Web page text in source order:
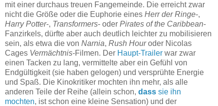
mit einer durchaus treuen Fangemeinde. Die erreicht zwar
nicht die Größe oder die Euphorie eines Herr der Ringe-,
Harry Potter-, Transformers- oder Pirates of the Caribbean-
Fanzirkels, dürfte aber auch deutlich leichter zu mobilisieren
sein, als etwa die von Narnia, Rush Houroder Nicolas
Cages Vermächtnis-Filmen. Der Haupt-Trailer war zwar
einen Tacken zu lang, vermittelte aber ein Gefühl von
Endgültigkeit (sie haben gelogen) und versprühte Energie
und Spaß. Die Kinokritiker mochten ihn mehr, als alle
anderen Teile der Reihe (allein schon, dass sie ihn
mochten, ist schon eine kleine Sensation) und der